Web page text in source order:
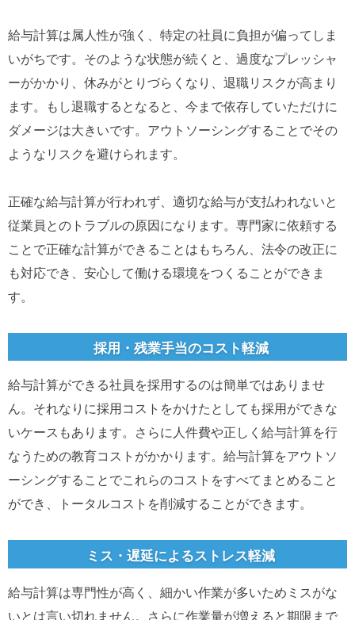
給与計算は属人性が強く、特定の社員に負担が偏ってしま
いがちです。そのような状態が続くと、過度なプレッシャ
ーがかかり、休みがとりづらくなり、退職リスクが高まり
ます。もし退職するとなると、今まで依存していただけに
ダメージは大きいです。アウトソーシングすることでその
ようなリスクを避けられます。
正確な給与計算が行われず、適切な給与が支払われないと
従業員とのトラブルの原因になります。専門家に依頼する
ことで正確な計算ができることはもちろん、法令の改正に
も対応でき、安心して働ける環境をつくることができま
す。
採用・残業手当のコスト軽減
給与計算ができる社員を採用するのは簡単ではありませ
ん。それなりに採用コストをかけたとしても採用ができな
いケースもあります。さらに人件費や正しく給与計算を行
なうための教育コストがかかります。給与計算をアウトソ
ーシングすることでこれらのコストをすべてまとめること
ができ、トータルコストを削減することができます。
ミス・遅延によるストレス軽減
給与計算は専門性が高く、細かい作業が多いためミスがな
いとは言い切れません。さらに作業量が増えると期限まで